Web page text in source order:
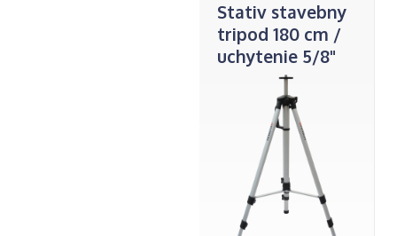
Stativ stavebny
tripod 180 cm /
uchytenie 5/8"